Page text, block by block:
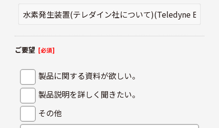
ご要望 [必須]
製品に関する資料が欲しい。
製品説明を詳しく聞きたい。
その他